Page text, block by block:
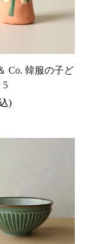
Co. 韓服の子ど
5
)